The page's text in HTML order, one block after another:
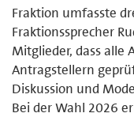
Fraktion umfasste
Fraktionssprecher
Mitglieder, dass alle
Antragstellern
Diskussion und
Bei der Wahl 2026